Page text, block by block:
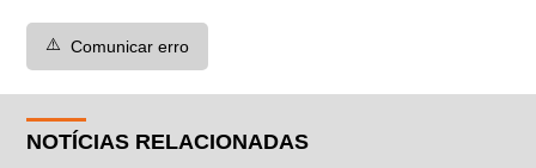
⚠️ Comunicar erro
NOTÍCIAS RELACIONADAS